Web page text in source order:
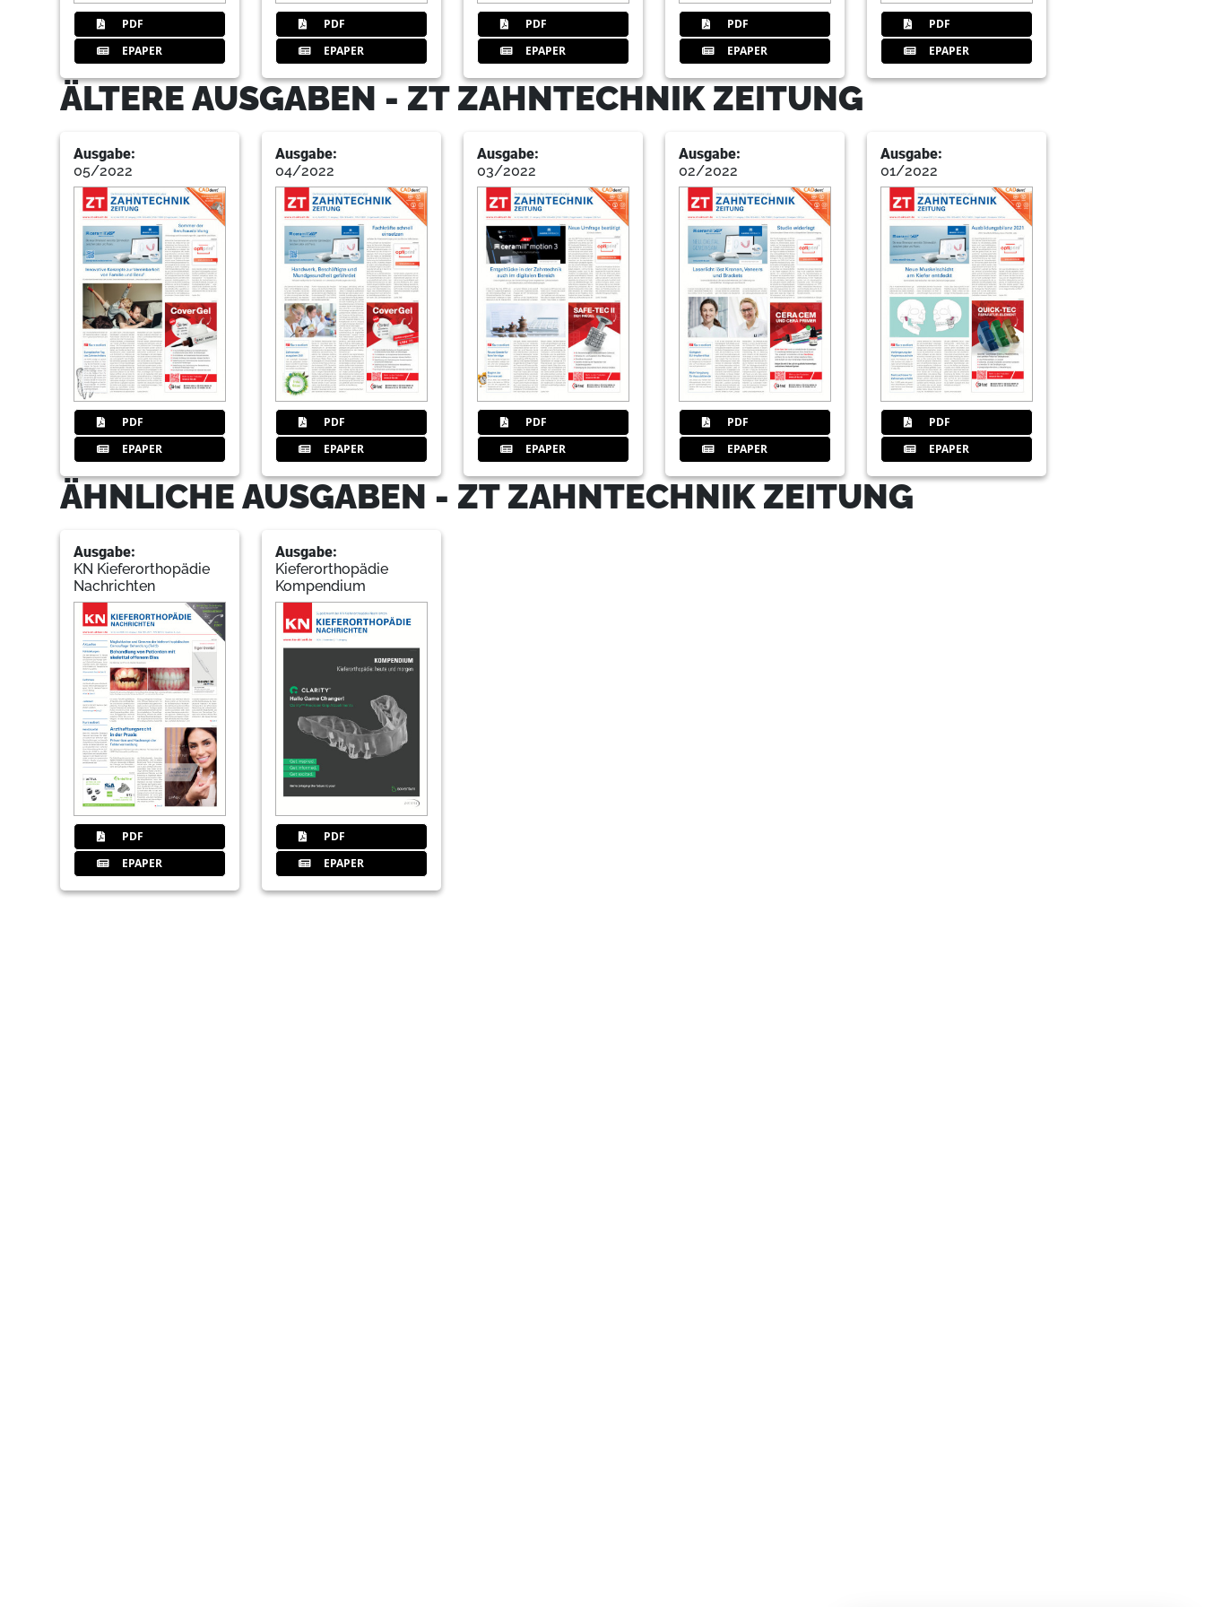
18Einfache Wege zur ästhetischen Frontzahnversorgung
Redaktion
21Mehrwert durch individuelles Equipment
Redaktion
22
Markt
Redaktion
PDF
EPAPER
PDF
EPAPER
PDF
EPAPER
PDF
EPAPER
PDF
EPAPER
ÄLTERE AUSGABEN - ZT ZAHNTECHNIK ZEITUNG
Ausgabe:
05/2022
PDF
EPAPER
Ausgabe:
04/2022
PDF
EPAPER
Ausgabe:
03/2022
PDF
EPAPER
Ausgabe:
02/2022
PDF
EPAPER
Ausgabe:
01/2022
PDF
EPAPER
ÄHNLICHE AUSGABEN - ZT ZAHNTECHNIK ZEITUNG
Ausgabe:
KN Kieferorthopädie
Nachrichten
PDF
EPAPER
Ausgabe:
Kieferorthopädie
Kompendium
PDF
EPAPER